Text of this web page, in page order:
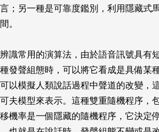
；另一種是可靠度鑑別，利用隱藏式
。
識常用的演算法，由於語音訊號具有
發聲組態時，可以將它看成是具備某
以模擬人類說話過程中聲道的改變，
夫模型來表示。這種雙重隨機程序，
機率是一個隱藏的隨機程序，它決定